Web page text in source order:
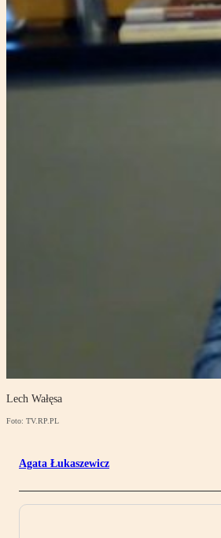
Lech Wałęsa
Foto: TV.RP.PL
Agata Łukaszewicz